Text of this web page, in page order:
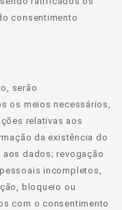
consentimento
serão
os meios necessários,
relativas aos
da existência do
dados; revogação
incompletos,
bloqueio ou
com o consentimento